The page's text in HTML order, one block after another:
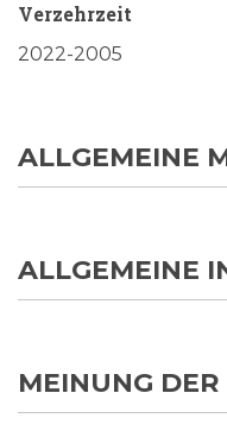
Verzehrzeit
2022-2005
ALLGEMEINE
ALLGEMEINE
MEINUNG DER